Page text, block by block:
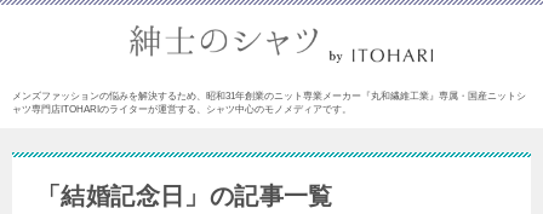
メンズファッションの悩みを解決するため、昭和31年創業のニット専業メーカー『丸和繊維工業』専属・国産ニットシ
ャツ専門店ITOHARIのライターが運営する、シャツ中心のモノメディアです。
「結婚記念日」の記事一覧